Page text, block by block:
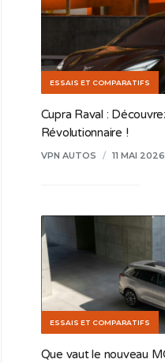
ESSAIS ET COMPARATIFS
Cupra Raval :
Révolutionnaire !
VPN AUTOS / 11 MAI 2026
ESSAIS ET COMPARATIFS
Que vaut le nouveau